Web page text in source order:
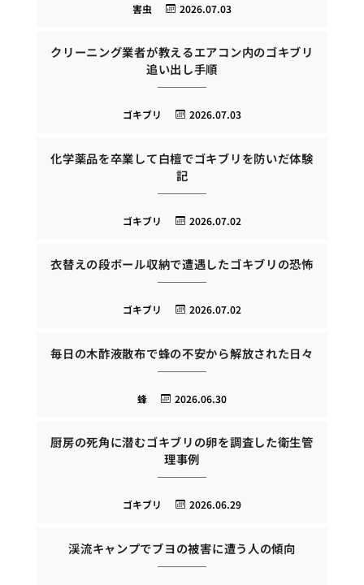
2026.07.03
害虫
クリーニング業者が教えるエアコン内のゴキブリ
追い出し手順
2026.07.03
ゴキブリ
化学薬品を卒業して白檀でゴキブリを防いだ体験
記
2026.07.02
ゴキブリ
衣替えの段ボール収納で遭遇したゴキブリの恐怖
2026.07.02
ゴキブリ
毎日の木酢液散布で蜂の不安から解放された日々
2026.06.30
蜂
厨房の死角に潜むゴキブリの卵を調査した衛生管
理事例
2026.06.29
ゴキブリ
渓流キャンプでブヨの被害に遭う人の傾向